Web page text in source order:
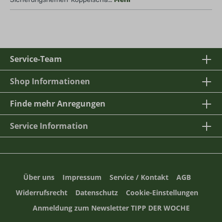
Service-Team
Shop Informationen
Finde mehr Anregungen
Service Information
Über uns Impressum Service / Kontakt
AGB
Widerrufsrecht
Datenschutz
Cookie-Einstellungen
Anmeldung zum Newsletter TIPP DER WOCHE